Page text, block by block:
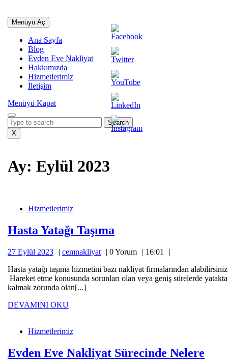
geç
Skip
content
Menüyü Aç
Aç
Ana Sayfa
Blog
Evden Eve Nakliyat
Hakkımızda
Hizmetlerimiz
İletişim
Menüyü KapatMenüyü
Search
for:
X
Ay: Eylül 2023
TaşımaHizmetlerimiz
Hasta Yatağı Taşıma
Taşıma
27 Eylül 202327
2023
cemnakliyatcemnakliyat
0 Yorum
16:01
Hasta yatağı taşıma hizmetini bazı nakliyat firmalarından
Hareket etme konusunda sorunları olan veya geniş sürelerde yatakta
kalmak zorunda olan[...]
DEVAMINI OKUDEVAMINI
Nakliyat
Nelere
Dikkat
Hizmetlerimiz
Evden Eve Nakliyat Sürecinde Nelere